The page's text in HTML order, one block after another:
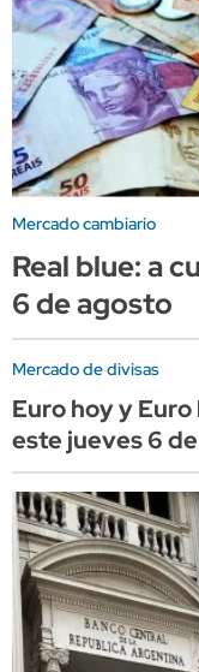
Mercado cambiario
Real blue: a
6 de agosto
Mercado de divisas
Euro hoy y
este jueves 6